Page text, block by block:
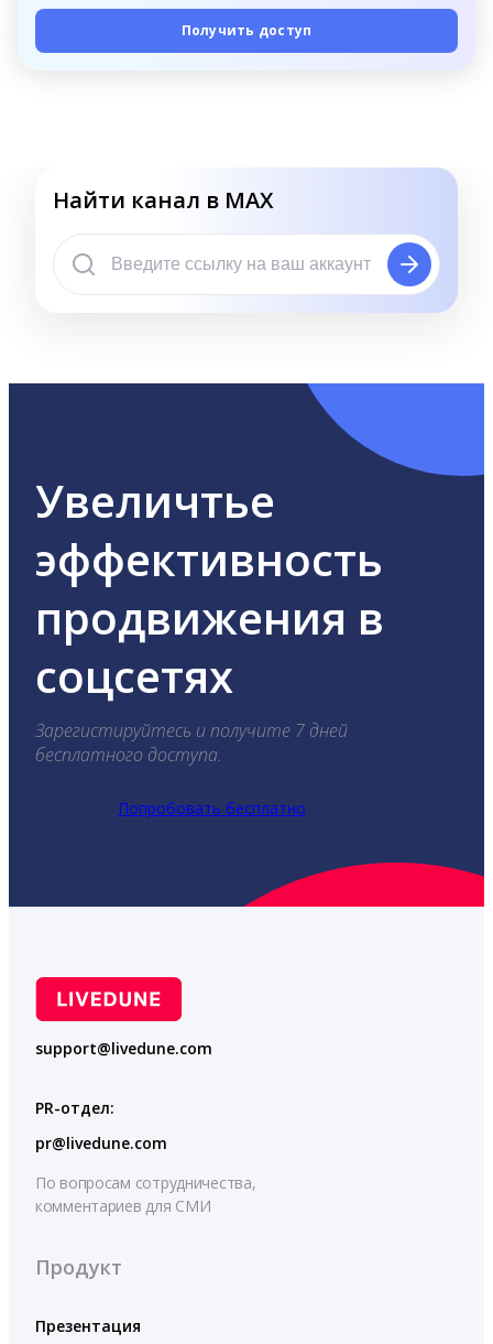
Получить доступ
Найти канал в MAX
Увеличтье
эффективность
продвижения в
соцсетях
Зарегистируйтесь и получите 7 дней
бесплатного доступа.
Попробовать бесплатно
support@livedune.com
PR-отдел:
pr@livedune.com
По вопросам сотрудничества,
комментариев для СМИ
Продукт
Презентация